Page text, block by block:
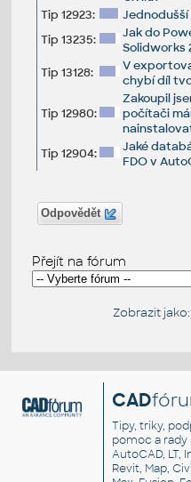
Tip 12923:
Jednodušší
Tip 13235:
Jak do
Solidworks
Tip 13128:
V
chybí díl
Tip 12980:
Zakoupil
počítači
Tip 12904:
Jaké
FDO v
Odpovědět
Přejít na fórum
Zobrazit jako:
CAD
Tipy, triky,
pomoc a rady
AutoCAD, LT,
Revit, Map,